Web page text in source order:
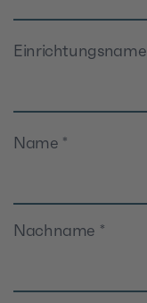
Einrichtungsname
Name *
Nachname *